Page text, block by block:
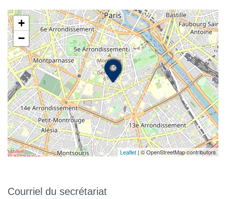
+
−
Leaflet | © OpenStreetMap contributors
Courriel du secrétariat